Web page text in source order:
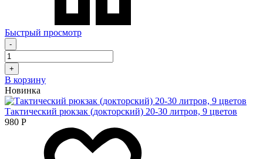
Быстрый просмотр
-
+
В корзину
Новинка
Тактический рюкзак (докторский) 20-30 литров, 9 цветов
980 Р